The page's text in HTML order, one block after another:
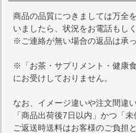
商品の品質につきましては万全
いましたら、状況をお電話もし
※ご連絡が無い場合の返品は承っ
※「お茶・サプリメント・健康
にお受けしておりません。
なお、イメージ違いや注文間違
「商品出荷後7日以内」かつ「
ご返送時送料はお客様のご負担